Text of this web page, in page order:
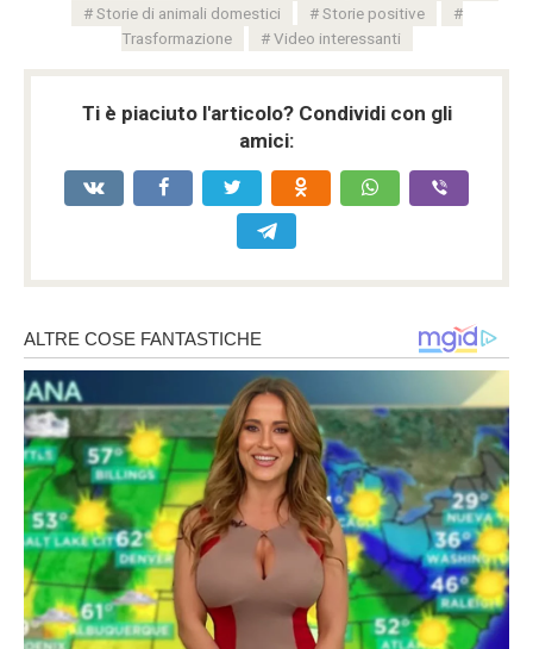
Storie di animali domestici
Storie positive
Trasformazione
Video interessanti
Ti è piaciuto l'articolo? Condividi con gli
amici: